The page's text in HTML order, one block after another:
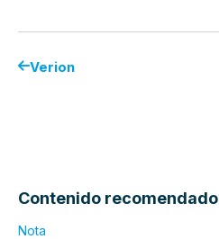
Verion
Contenido recomendado
Nota